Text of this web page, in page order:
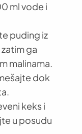
ml vode i
puding iz
ga
malinama.
dok
keks i
u posudu